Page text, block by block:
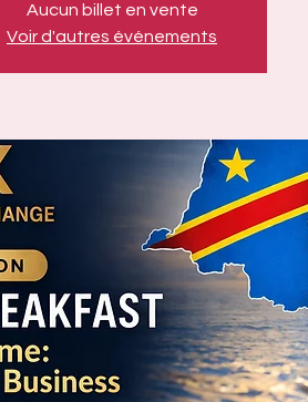
Aucun billet en vente
Voir d'autres événements